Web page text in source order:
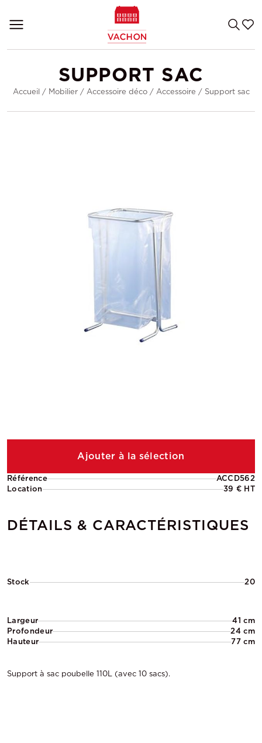
SUPPORT SAC
Accueil / Mobilier/ Accessoire déco/ Accessoire / Support sac
Référence
ACCD562
Location
39 € HT
DÉTAILS & CARACTÉRISTIQUES
Stock 20
Largeur
41 cm
Profondeur
24 cm
Hauteur
77 cm
Support à sac poubelle 110L (avec 10 sacs).
Ajouter à la sélection